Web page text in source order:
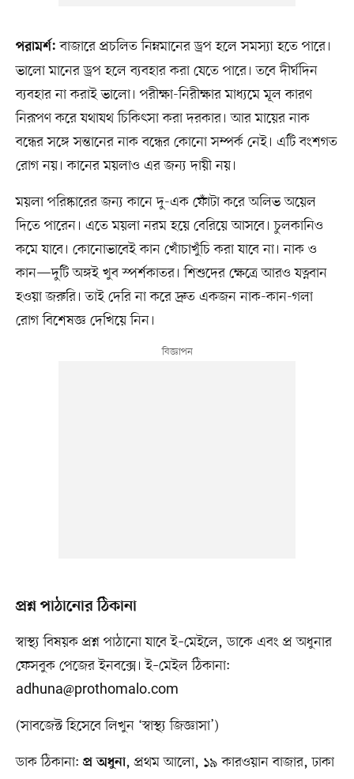
পরামর্শ: বাজারে প্রচলিত নিম্নমানের ড্রপ হলে সমস্যা হতে পারে।
ভালো মানের ড্রপ হলে ব্যবহার করা যেতে পারে। তবে দীর্ঘদিন
ব্যবহার না করাই ভালো। পরীক্ষা-নিরীক্ষার মাধ্যমে মূল কারণ
নিরূপণ করে যথাযথ চিকিৎসা করা দরকার। আর মায়ের নাক
বন্ধের সঙ্গে সন্তানের নাক বন্ধের কোনো সম্পর্ক নেই। এটি বংশগত
রোগ নয়। কানের ময়লাও এর জন্য দায়ী নয়।
ময়লা পরিষ্কারের জন্য কানে দু-এক ফোঁটা করে অলিভ অয়েল
দিতে পারেন। এতে ময়লা নরম হয়ে বেরিয়ে আসবে। চুলকানিও
কমে যাবে। কোনোভাবেই কান খোঁচাখুঁচি করা যাবে না। নাক ও
কান—দুটি অঙ্গই খুব স্পর্শকাতর। শিশুদের ক্ষেত্রে আরও যত্নবান
হওয়া জরুরি। তাই দেরি না করে দ্রুত একজন নাক-কান-গলা
রোগ বিশেষজ্ঞ দেখিয়ে নিন।
প্রশ্ন পাঠানোর ঠিকানা
স্বাস্থ্য বিষয়ক প্রশ্ন পাঠানো যাবে ই–মেইলে, ডাকে এবং প্র অধুনার
ফেসবুক পেজের ইনবক্সে। ই–মেইল ঠিকানা:
adhuna@prothomalo.com
(সাবজেক্ট হিসেবে লিখুন ‘স্বাস্থ্য জিজ্ঞাসা’)
ডাক ঠিকানা: প্র অধুনা, প্রথম আলো, ১৯ কারওয়ান বাজার, ঢাকা